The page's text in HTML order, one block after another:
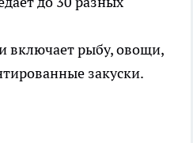
включает рыбу, овощи,
закуски.